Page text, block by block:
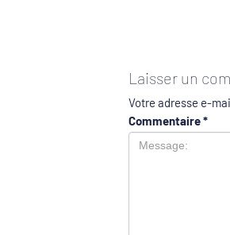
Laisser un
Votre adresse e-
Commentaire*